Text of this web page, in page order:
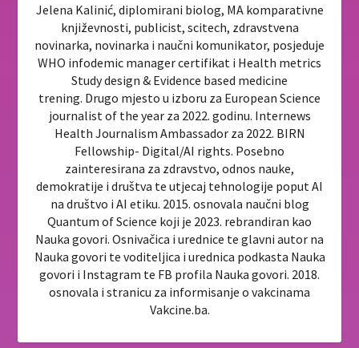
Jelena Kalinić, diplomirani biolog, MA komparativne
književnosti, publicist, scitech, zdravstvena
novinarka, novinarka i naučni komunikator, posjeduje
WHO infodemic manager certifikat i Health metrics
Study design & Evidence based medicine
trening. Drugo mjesto u izboru za European Science
journalist of the year za 2022. godinu. Internews
Health Journalism Ambassador za 2022. BIRN
Fellowship- Digital/AI rights. Posebno
zainteresirana za zdravstvo, odnos nauke,
demokratije i društva te utjecaj tehnologije poput AI
na društvo i AI etiku. 2015. osnovala naučni blog
Quantum of Science koji je 2023. rebrandiran kao
Nauka govori. Osnivačica i urednice te glavni autor na
Nauka govori te voditeljica i urednica podkasta Nauka
govori i Instagram te FB profila Nauka govori. 2018.
osnovala i stranicu za informisanje o vakcinama
Vakcine.ba.